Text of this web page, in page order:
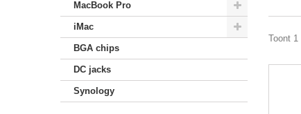
MacBook Pro
iMac
BGA chips
DC jacks
Synology
Toont